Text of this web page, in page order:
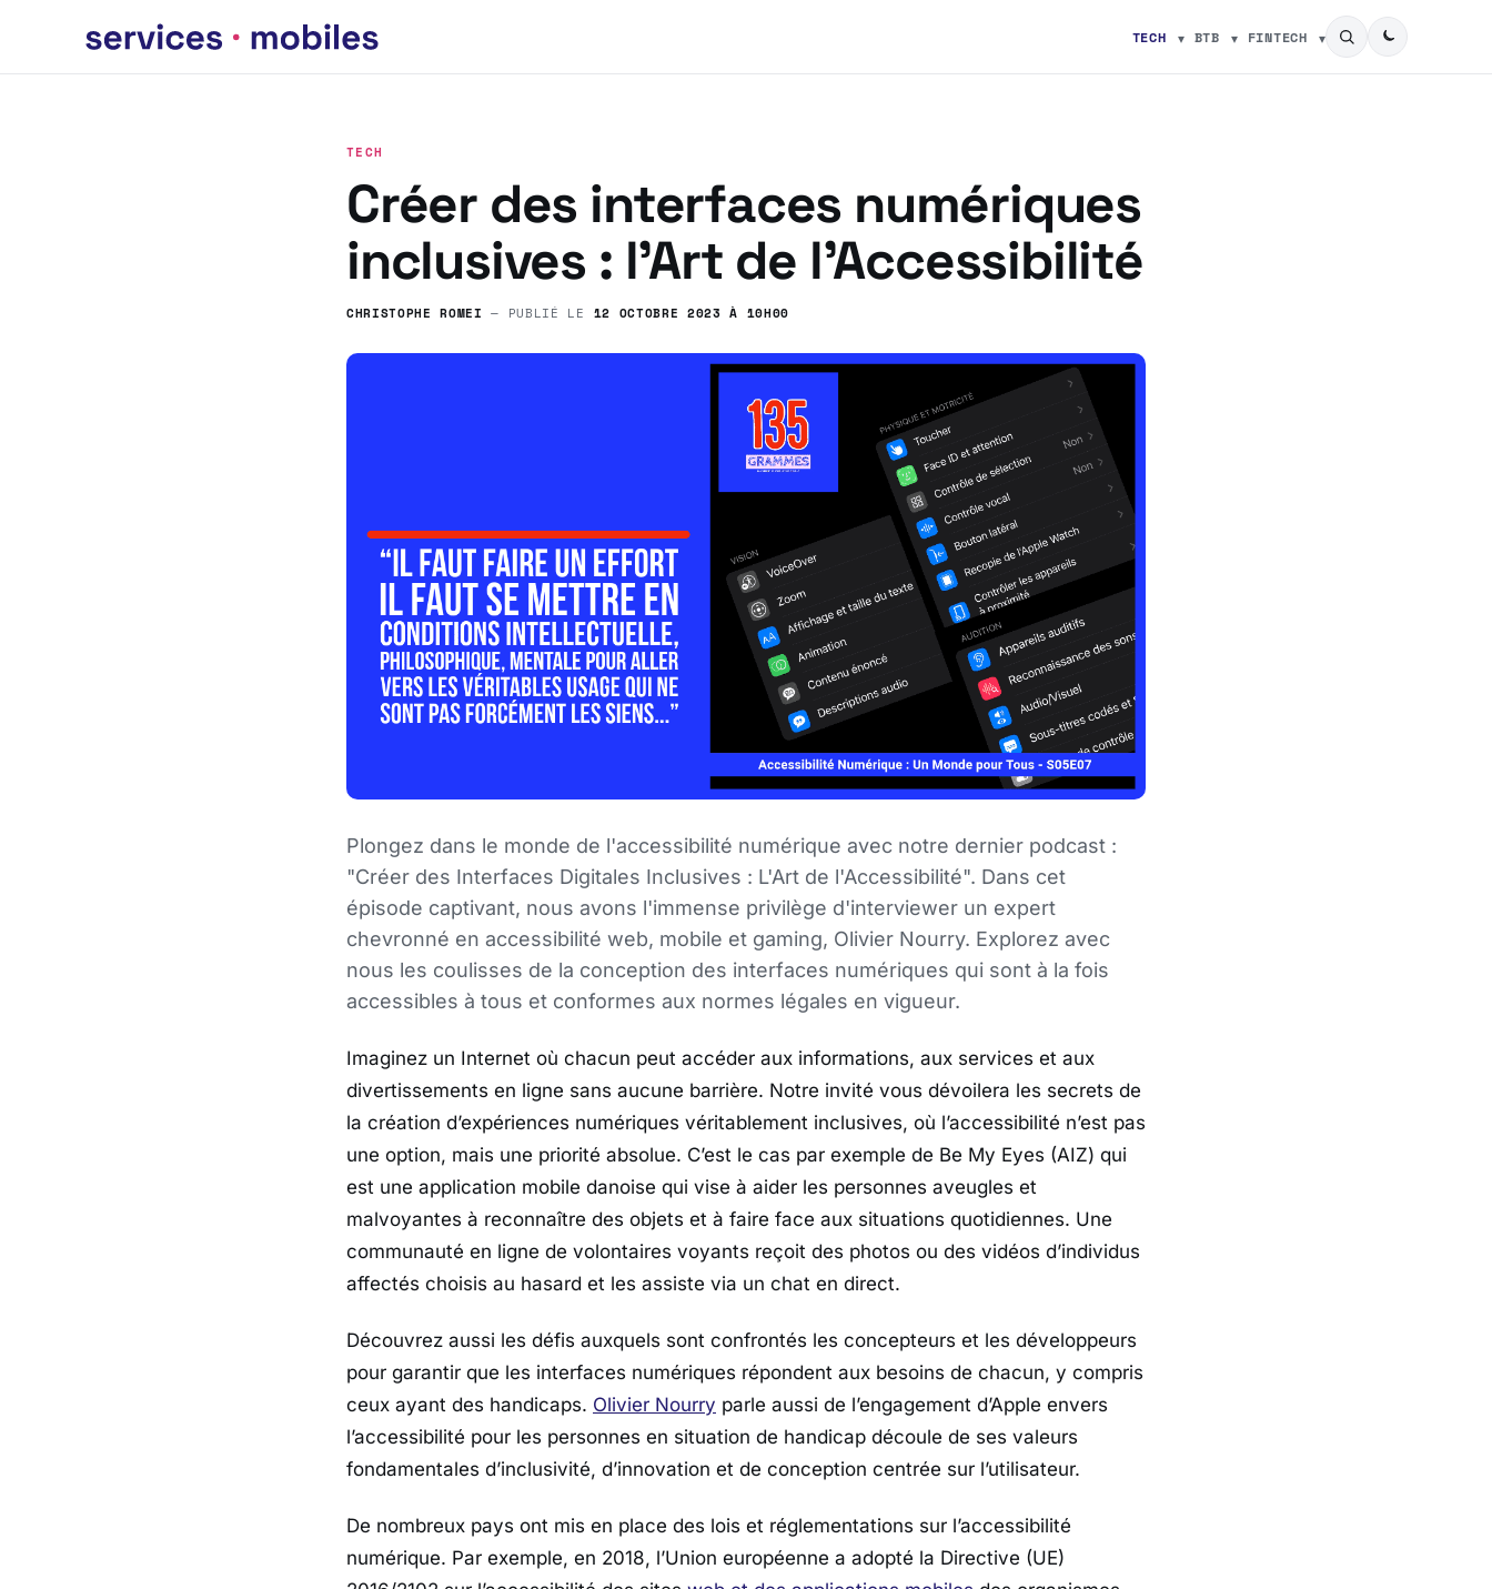
TECH BTB FINTECH
TECH
Créer des interfaces numériques
inclusives : l’Art de l’Accessibilité
CHRISTOPHE ROMEI — PUBLIÉ LE 12 OCTOBRE 2023 À 10H00
Plongez dans le monde de l'accessibilité numérique avec notre dernier podcast :
"Créer des Interfaces Digitales Inclusives : L'Art de l'Accessibilité". Dans cet
épisode captivant, nous avons l'immense privilège d'interviewer un expert
chevronné en accessibilité web, mobile et gaming, Olivier Nourry. Explorez avec
nous les coulisses de la conception des interfaces numériques qui sont à la fois
accessibles à tous et conformes aux normes légales en vigueur.
Imaginez un Internet où chacun peut accéder aux informations, aux services et aux
divertissements en ligne sans aucune barrière. Notre invité vous dévoilera les secrets de
la création d’expériences numériques véritablement inclusives, où l’accessibilité n’est pas
une option, mais une priorité absolue. C’est le cas par exemple de Be My Eyes (AIZ) qui
est une application mobile danoise qui vise à aider les personnes aveugles et
malvoyantes à reconnaître des objets et à faire face aux situations quotidiennes. Une
communauté en ligne de volontaires voyants reçoit des photos ou des vidéos d’individus
affectés choisis au hasard et les assiste via un chat en direct.
Découvrez aussi les défis auxquels sont confrontés les concepteurs et les développeurs
pour garantir que les interfaces numériques répondent aux besoins de chacun, y compris
ceux ayant des handicaps. Olivier Nourry parle aussi de l’engagement d’Apple envers
l’accessibilité pour les personnes en situation de handicap découle de ses valeurs
fondamentales d’inclusivité, d’innovation et de conception centrée sur l’utilisateur.
De nombreux pays ont mis en place des lois et réglementations sur l’accessibilité
numérique. Par exemple, en 2018, l’Union européenne a adopté la Directive (UE)